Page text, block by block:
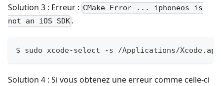
Solution 3 : Erreur : CMake Error ... iphoneos is
not an iOS SDK .
$ sudo xcode-select -s /Applications/
Solution 4 : Si vous obtenez une erreur comme celle-ci